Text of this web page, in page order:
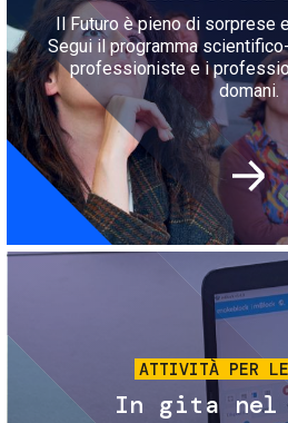
Il Futuro è pieno di sorprese
Segui il programma
professioniste e i
domani.
ATTIVITÀ PER LE
In gita nel